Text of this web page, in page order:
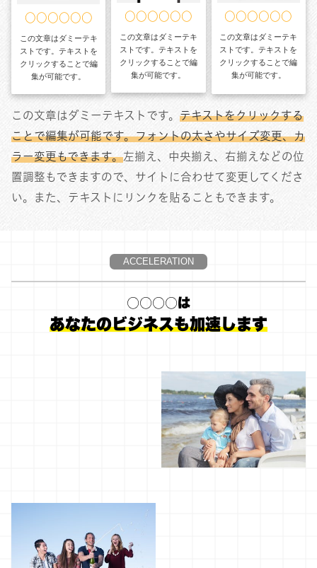
○○○○○○
この文章はダミーテキ
ストです。テキストを
クリックすることで編
集が可能です。
○○○○○○
この文章はダミーテキ
ストです。テキストを
クリックすることで編
集が可能です。
○○○○○○
この文章はダミーテキ
ストです。テキストを
クリックすることで編
集が可能です。
この文章はダミーテキストです。 テキストをクリックする
ことで編集が可能です。フォントの太さやサイズ変更、カ
ラー変更もできます。左揃え、中央揃え、右揃えなどの位
置調整もできますので、サイトに合わせて変更してくださ
い。また、テキストにリンクを貼ることもできます。
ACCELERATION
○○○○は
あなたのビジネスも加速します